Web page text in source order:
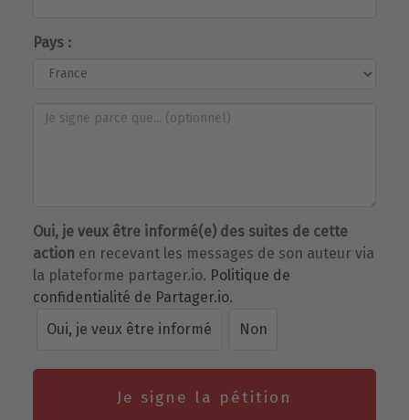
Pays :
Oui, je veux être informé(e) des suites de cette
action en recevant les messages de son auteur via
la plateforme partager.io. Politique de
confidentialité de Partager.io.
Oui, je veux être informé
Non
Je signe la pétition